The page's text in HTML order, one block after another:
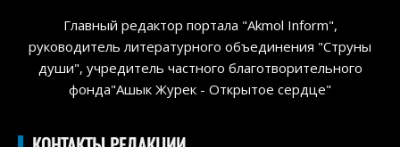
Главный редактор портала "Akmol Inform",
руководитель литературного объединения "Струны
души", учредитель частного благотворительного
фонда"Ашык Журек - Открытое сердце"